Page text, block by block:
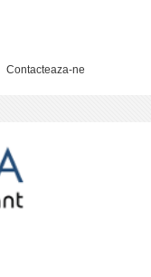
Contacteaza-ne